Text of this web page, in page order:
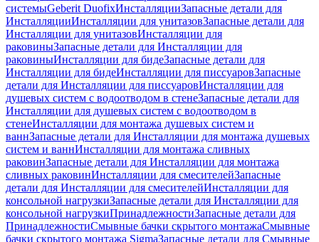
системыGeberit DuofixИнсталляцииЗапасные детали для
ИнсталляцииИнсталляции для унитазовЗапасные детали для
Инсталляции для унитазовИнсталляции для
раковиныЗапасные детали для Инсталляции для
раковиныИнсталляции для бидеЗапасные детали для
Инсталляции для бидеИнсталляции для писсуаровЗапасные
детали для Инсталляции для писсуаровИнсталляции для
душевых систем с водоотводом в стенеЗапасные детали для
Инсталляции для душевых систем с водоотводом в
стенеИнсталляции для монтажа душевых систем и
ваннЗапасные детали для Инсталляции для монтажа душевых
систем и ваннИнсталляции для монтажа сливных
раковинЗапасные детали для Инсталляции для монтажа
сливных раковинИнсталляции для смесителейЗапасные
детали для Инсталляции для смесителейИнсталляции для
консольной нагрузкиЗапасные детали для Инсталляции для
консольной нагрузкиПринадлежностиЗапасные детали для
ПринадлежностиСмывные бачки скрытого монтажаСмывные
бачки скрытого монтажа SigmaЗапасные детали для Смывные